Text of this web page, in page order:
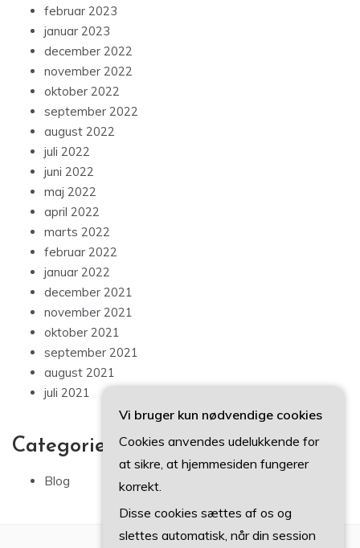
februar 2023
januar 2023
december 2022
november 2022
oktober 2022
september 2022
august 2022
juli 2022
juni 2022
maj 2022
april 2022
marts 2022
februar 2022
januar 2022
december 2021
november 2021
oktober 2021
september 2021
august 2021
juli 2021
Categories
Blog
Vi bruger kun nødvendige cookies
Cookies anvendes udelukkende for
at sikre, at hjemmesiden fungerer
korrekt.
Disse cookies sættes af os og
slettes automatisk, når din session